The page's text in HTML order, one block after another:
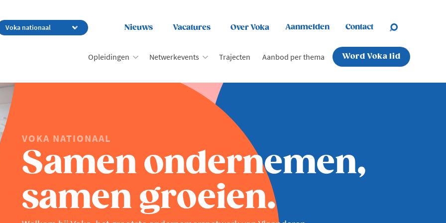
Nieuws Vacatures Over Voka Aanmelden Contact
Opleidingen Netwerkevents Trajecten Aanbod per thema Word Voka lid
VOKA NATIONAAL
Samen ondernemen,
samen groeien.